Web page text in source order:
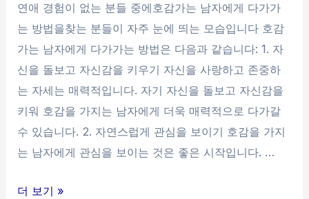
연애 경험이 없는 분들 중에호감가는 남자에게 다가가
는 방법을찾는 분들이 자주 눈에 띄는 모습입니다 호감
가는 남자에게 다가가는 방법은 다음과 같습니다: 1. 자
신을 돌보고 자신감을 키우기 자신을 사랑하고 존중하
는 자세는 매력적입니다. 자기 자신을 돌보고 자신감을
키워 호감을 가지는 남자에게 더욱 매력적으로 다가갈
수 있습니다. 2. 자연스럽게 관심을 보이기 호감을 가지
는 남자에게 관심을 보이는 것은 좋은 시작입니다. …
호
더 보기 »